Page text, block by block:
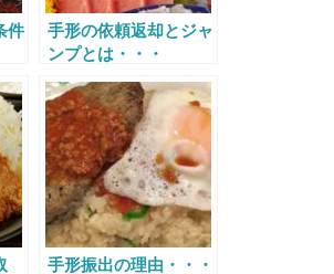
件
手形の依頼返却とジャ
ンプとは・・・
手形振出の理由・・・